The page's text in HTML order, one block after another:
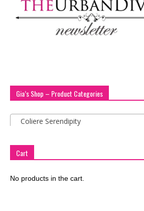
Gia’s Shop – Product Categories
Coliere Serendipity
Cart
No products in the cart.